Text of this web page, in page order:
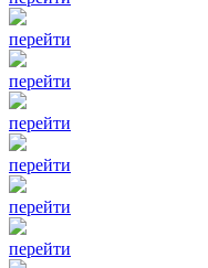
перейти
перейти
перейти
перейти
перейти
перейти